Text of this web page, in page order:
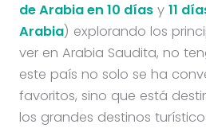
de Arabia en 10 díasy 11
Arabia) explorando los
ver en Arabia Saudita, no
este país no solo se ha
favoritos, sino que está
los grandes destinos